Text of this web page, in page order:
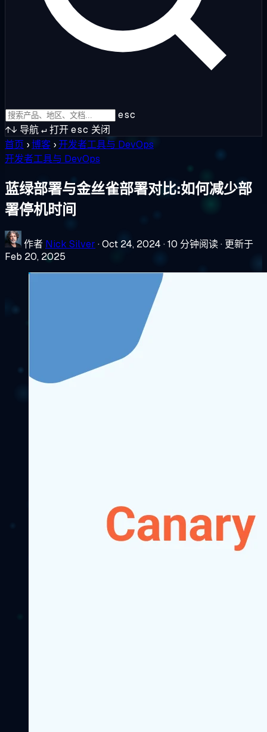
esc
↑↓ 导航↵打开esc 关闭
首页 ›博客 ›开发者工具与 DevOps
开发者工具与 DevOps
蓝绿部署与金丝雀部署对比:如何减少部
署停机时间
作者 Nick Silver ·Oct 24, 2024 ·10 分钟阅读· 更新于
Feb 20, 2025